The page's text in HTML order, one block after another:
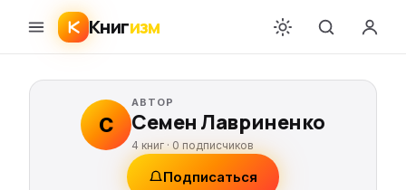
Книгизм
С
АВТОР
Семен Лавриненко
4 книг · 0 подписчиков
Подписаться